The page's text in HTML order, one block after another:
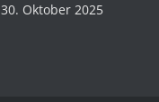
30. Oktober 2025